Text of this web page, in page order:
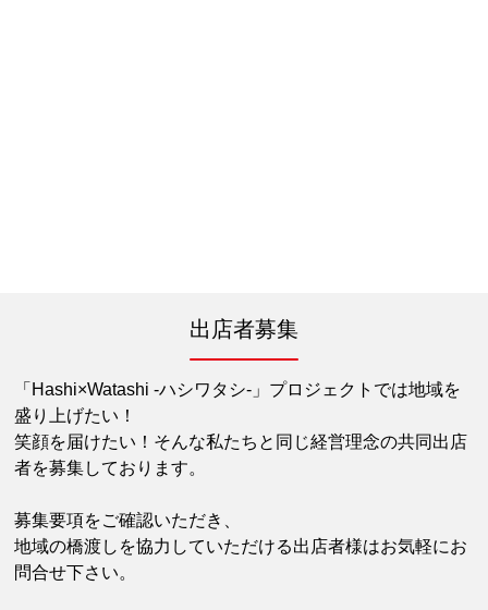
出店者募集
「Hashi×Watashi -ハシワタシ-」プロジェクトでは地域を
盛り上げたい！
笑顔を届けたい！そんな私たちと同じ経営理念の共同出店
者を募集しております。
募集要項をご確認いただき、
地域の橋渡しを協力していただける出店者様はお気軽にお
問合せ下さい。